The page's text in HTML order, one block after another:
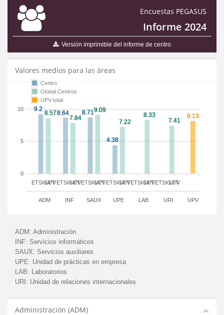
Encuestas PEGASUS
Informe 2024
Versión imprimible del informe de centro
Valores medios para las áreas
ETSIGCT ETSIGCTETSIGCT ETSIGCTETSIGCTETSIGCT
UPV UPV UPV UPV UPV UPV
ADM INF SAUX UPE LAB URI UPV
0
5
10
Centro
Global Centros
UPV total
ADM: Administración
INF: Servicios informáticos
SAUX: Servicios auxiliares
UPE: Unidad de prácticas en empresa
LAB: Laboratorios
URI: Unidad de relaciones internacionales
Administración (ADM)